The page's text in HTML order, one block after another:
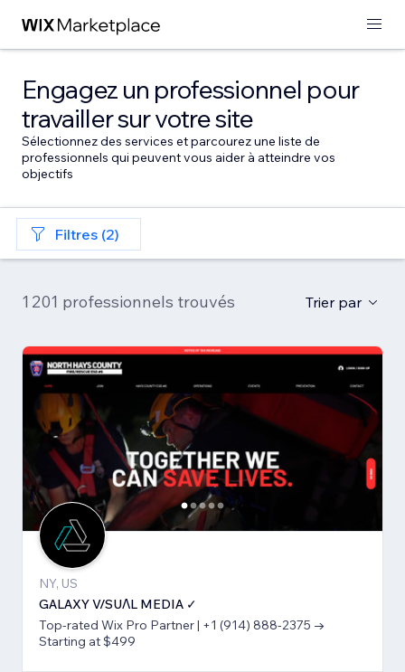
Engagez un professionnel pour
travailler sur votre site
Sélectionnez des services et parcourez une liste de
professionnels qui peuvent vous aider à atteindre vos
objectifs
Filtres (2)
1 201 professionnels trouvés Trier par
NY, US
GALAXY V/SUΛL MEDIA ✓
Top-rated Wix Pro Partner | +1 (914) 888-2375 →
Starting at $499